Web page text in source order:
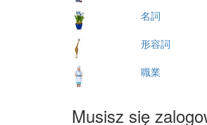
名詞
形容詞
職業
Musisz się